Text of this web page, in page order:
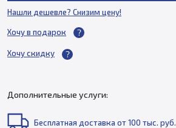
Нашли дешевле? Снизим цену!
Хочу в подарок
Хочу скидку
Дополнительные услуги:
Бесплатная доставка от 100 тыс. руб.